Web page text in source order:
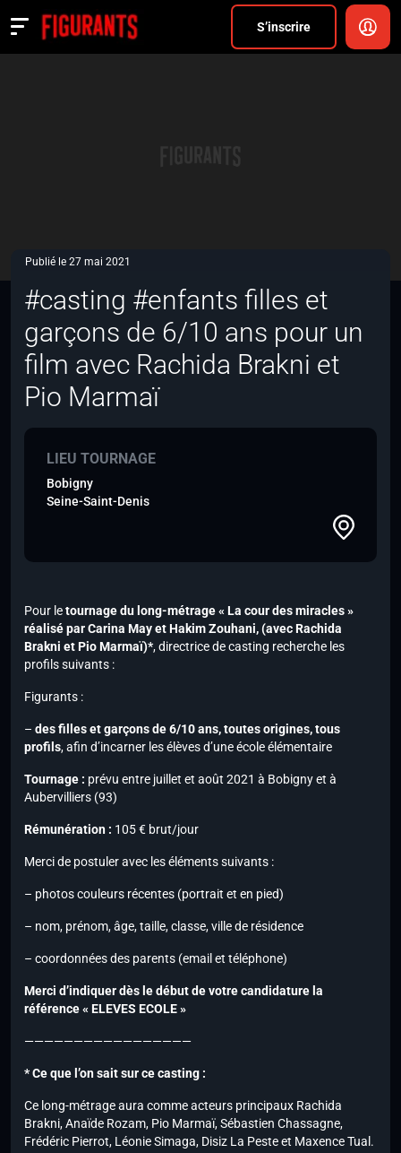
S’inscrire
Actualités
Publié le 27 mai 2021
#casting #enfants filles et
garçons de 6/10 ans pour un
film avec Rachida Brakni et
Pio Marmaï
LIEU TOURNAGE
Bobigny
Seine-Saint-Denis
Pour letournage du long-métrage « La cour des miracles »
réalisé par Carina May et Hakim Zouhani,(avec Rachida
Brakni et Pio Marmaï)*, directrice de casting recherche les
profils suivants :
Figurants :
– des filles et garçons de 6/10 ans, toutes origines, tous
profils, afin d’incarner les élèves d’une école élémentaire
Tournage : prévu entre juillet et août 2021 à Bobigny et à
Aubervilliers (93)
Rémunération : 105 € brut/jour
Merci de postuler avec les éléments suivants :
– photos couleurs récentes (portrait et en pied)
– nom, prénom, âge, taille, classe, ville de résidence
– coordonnées des parents (email et téléphone)
Merci d’indiquer dès le début de votre candidature la
référence « ELEVES ECOLE »
—————————————————
* Ce que l’on sait sur ce casting :
Ce long-métrage aura comme acteurs principaux Rachida
Brakni, Anaïde Rozam, Pio Marmaï, Sébastien Chassagne,
Frédéric Pierrot, Léonie Simaga, Disiz La Peste et Maxence Tual.